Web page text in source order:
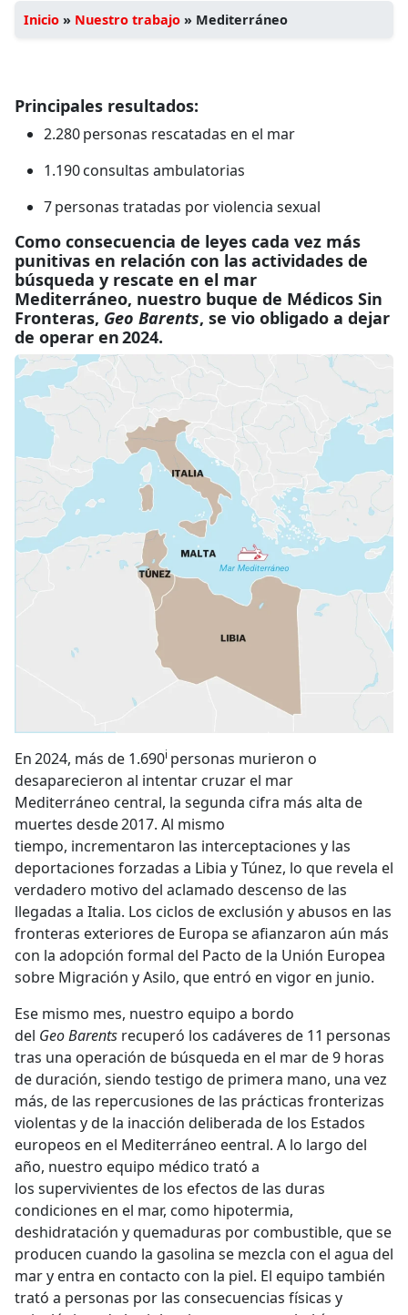
Inicio » Nuestro trabajo » Mediterráneo
Principales resultados:
2.280 personas rescatadas en el mar
1.190 consultas ambulatorias
7 personas tratadas por violencia sexual
Como consecuencia de leyes cada vez más
punitivas en relación con las actividades de
búsqueda y rescate en el mar
Mediterráneo, nuestro buque de Médicos Sin
Fronteras, Geo Barents, se vio obligado a dejar
de operar en 2024.
En 2024, más de 1.690i personas murieron o
desaparecieron al intentar cruzar el mar
Mediterráneo central, la segunda cifra más alta de
muertes desde 2017. Al mismo
tiempo, incrementaron las interceptaciones y las
deportaciones forzadas a Libia y Túnez, lo que revela el
verdadero motivo del aclamado descenso de las
llegadas a Italia. Los ciclos de exclusión y abusos en las
fronteras exteriores de Europa se afianzaron aún más
con la adopción formal del Pacto de la Unión Europea
sobre Migración y Asilo, que entró en vigor en junio.
Ese mismo mes, nuestro equipo a bordo
del Geo Barents recuperó los cadáveres de 11 personas
tras una operación de búsqueda en el mar de 9 horas
de duración, siendo testigo de primera mano, una vez
más, de las repercusiones de las prácticas fronterizas
violentas y de la inacción deliberada de los Estados
europeos en el Mediterráneo eentral. A lo largo del
año, nuestro equipo médico trató a
los supervivientes de los efectos de las duras
condiciones en el mar, como hipotermia,
deshidratación y quemaduras por combustible, que se
producen cuando la gasolina se mezcla con el agua del
mar y entra en contacto con la piel. El equipo también
trató a personas por las consecuencias físicas y